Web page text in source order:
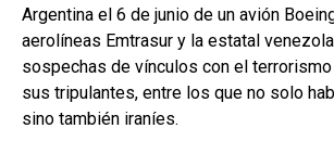
Argentina el 6 de junio de un avión
aerolíneas Emtrasur y la estatal
sospechas de vínculos con el
sus tripulantes, entre los que no solo
sino también iraníes.